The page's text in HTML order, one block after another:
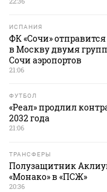
ИСПАНИЯ
ФК «Сочи»
в Москву двумя
Сочи аэропортов
21:06
ФУТБОЛ
«Реал» продлил
2032 года
21:06
ТРАНСФЕРЫ
Полузащитник
«Монако» в «ПСЖ»
20:36